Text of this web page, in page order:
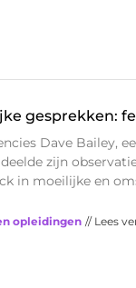
gesprekken:
Dave Bailey,
zijn
in moeilijke en
opleidingen // Lees